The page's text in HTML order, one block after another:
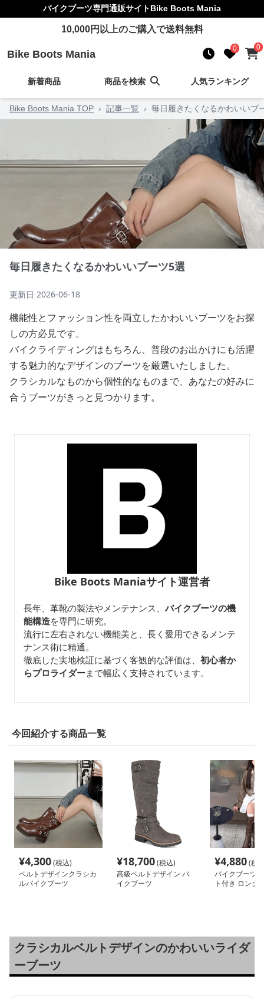
バイクブーツ専門通販サイトBike Boots Mania
10,000円以上のご購入で送料無料
Bike Boots Mania 0 0
新着商品 商品を検索 人気ランキング
Bike Boots Mania TOP › 記事一覧 › 毎日履きたくなるかわいいブ
毎日履きたくなるかわいいブーツ5選
更新日 2026-06-18
機能性とファッション性を両立したかわいいブーツをお探
しの方必見です。
バイクライディングはもちろん、普段のお出かけにも活躍
する魅力的なデザインのブーツを厳選いたしました。
クラシカルなものから個性的なものまで、あなたの好みに
合うブーツがきっと見つかります。
Bike Boots Maniaサイト運営者
長年、革靴の製法やメンテナンス、 バイクブーツの機
能構造を専門に研究。
流行に左右されない機能美と、長く愛用できるメンテ
ナンス術に精通。
徹底した実地検証に基づく客観的な評価は、 初心者か
らプロライダーまで幅広く支持されています。
今回紹介する商品一覧
¥4,300(税込)
ベルトデザインクラシカ
ルバイクブーツ
¥18,700(税込)
高級ベルトデザイン バ
イクブーツ
¥4,880(税
バイクブーツ
ト付き ロング
クラシカルベルトデザインのかわいいライダ
ーブーツ